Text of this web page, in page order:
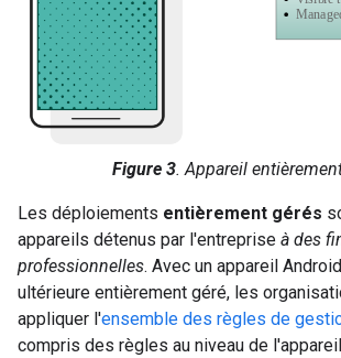
Figure 3. Appareil
Les déploiements entièrement gérés
appareils détenus par l'entreprise à des
professionnelles. Avec un appareil
ultérieure entièrement géré, les
appliquer l'ensemble des règles de
compris des règles au niveau de